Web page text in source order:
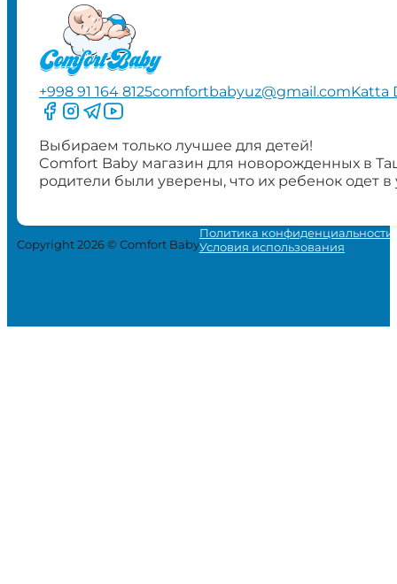
+998 91 164 8125comfortbabyuz@gmail.comKatta
Следите за нами на Facebook
Следите за нами в Instagram
Следите за нами в Telegram
Следите за нами в YouTube
Выбираем только лучшее для детей!
Comfort Baby магазин для новорожденных в
родители были уверены, что их ребенок одет
Copyright 2026 © Comfort Baby
Политика конфиденциальности
Условия использования